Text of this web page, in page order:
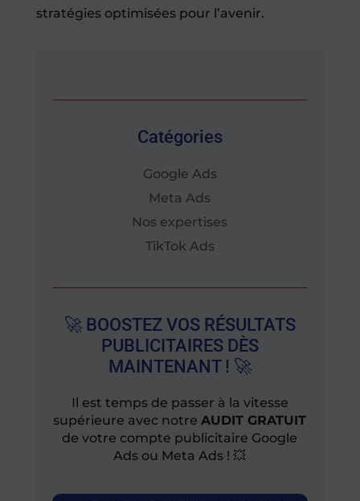
stratégies optimisées pour l’avenir.
Catégories
Google Ads
Meta Ads
Nos expertises
TikTok Ads
🚀 BOOSTEZ VOS RÉSULTATS
PUBLICITAIRES DÈS
MAINTENANT ! 🚀
Il est temps de passer à la vitesse
supérieure avec notreAUDIT GRATUIT
de votre compte publicitaire Google
Ads ou Meta Ads ! 💥